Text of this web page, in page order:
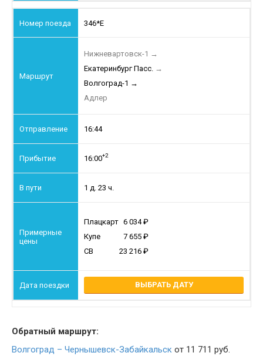
346*Е
Нижневартовск-1 →
Екатеринбург Пасс. →
Волгоград-1 →
Адлер
16:44
16:00+2
1 д. 23 ч.
Плацкарт 6 034
Купе
7 655
СВ
23 216
ВЫБРАТЬ ДАТУ
Обратный маршрут:
Волгоград – Чернышевск-Забайкальск от 11 711 руб.